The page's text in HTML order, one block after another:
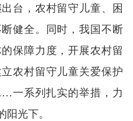
台，农村留守儿童、困
健全。同时，我国不断
保障力度，开展农村留
农村留守儿童关爱保护
一系列扎实的举措，力
光下。